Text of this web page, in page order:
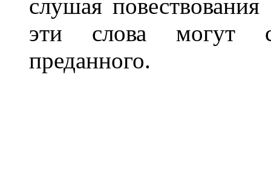
слушая
эти слова могут
преданного.